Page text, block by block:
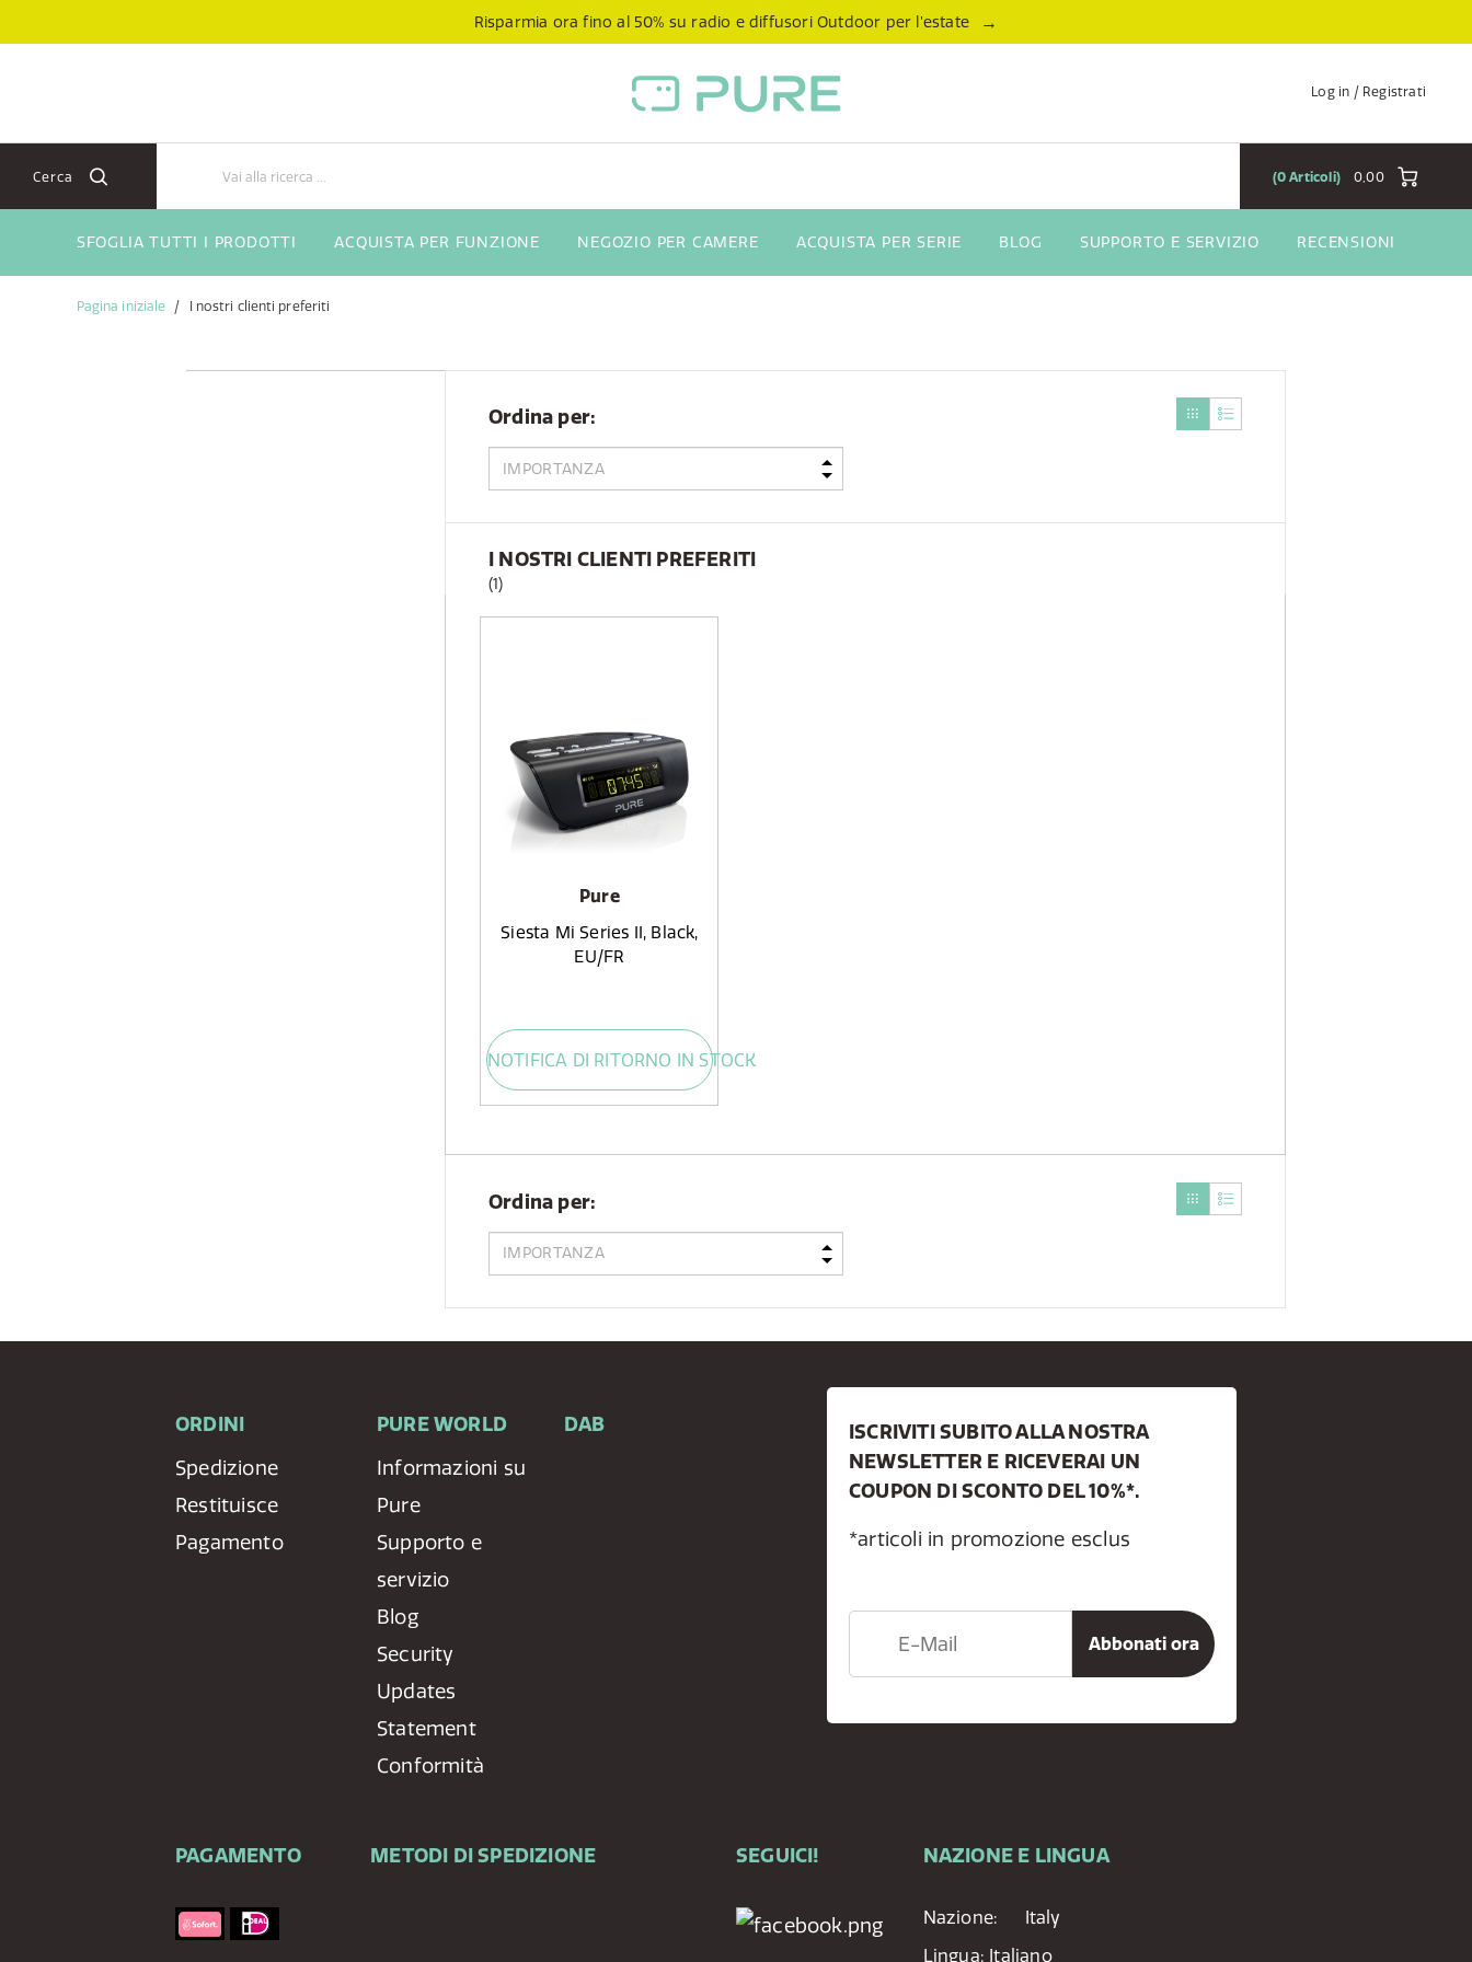
Risparmia ora fino al 50% su radio e diffusori Outdoor per l’estate →
Log in / Registrati
Cerca 0,00
0Articoli
SFOGLIA TUTTI I PRODOTTI ACQUISTA PER FUNZIONE NEGOZIO PER CAMERE ACQUISTA PER SERIE BLOG SUPPORTO E SERVIZIO RECENSIONI
Pagina iniziale I nostri clienti preferiti
Ordina per:
I NOSTRI CLIENTI PREFERITI
(1)
Pure
Siesta Mi Series II, Black,
EU/FR
NOTIFICA DI RITORNO IN STOCK
Ordina per:
ORDINI
Spedizione
Restituisce
Pagamento
PURE WORLD
Informazioni su
Pure
Supporto e
servizio
Blog
Security
Updates
Statement
Conformità
DAB
PAGAMENTO METODI DI SPEDIZIONE
ISCRIVITI SUBITO ALLA NOSTRA
NEWSLETTER E RICEVERAI UN
COUPON DI SCONTO DEL 10%*.
*articoli in promozione esclus
SEGUICI! NAZIONE E LINGUA
Nazione:
Italy
Lingua: Italiano